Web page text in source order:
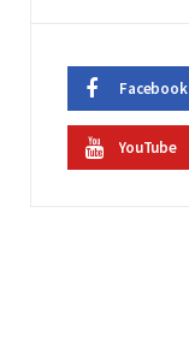
Facebook
YouTube